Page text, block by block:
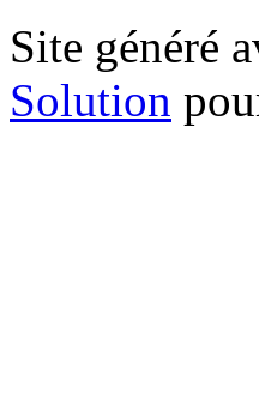
Site généré
Solution